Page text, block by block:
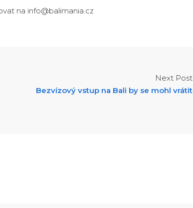
na info@balimania.cz
Next Post
Bezvízový vstup na Bali by se mohl vrátit